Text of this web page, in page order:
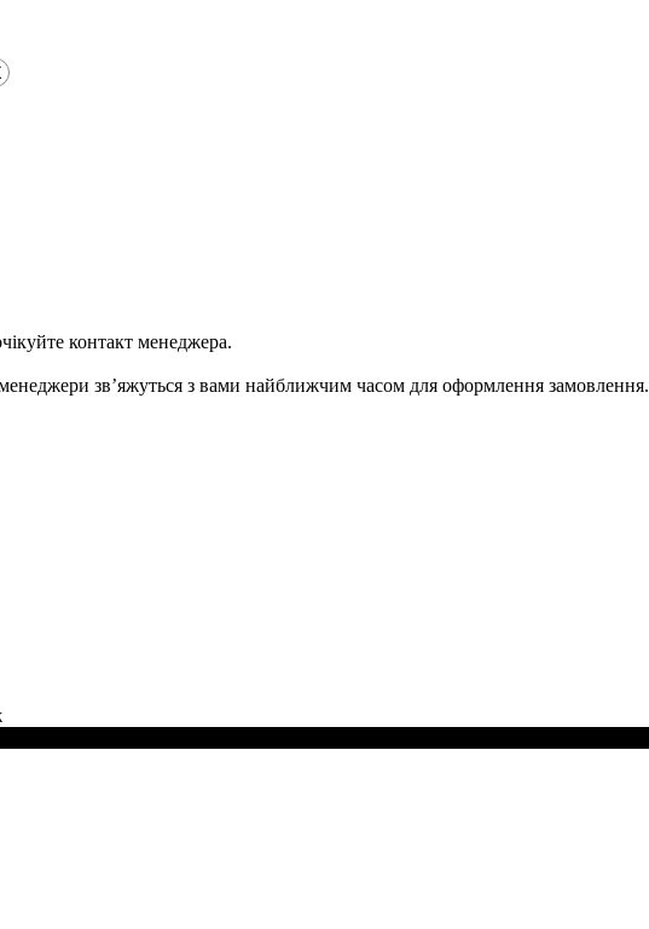
контакт менеджера.
зв’яжуться з вами найближчим часом для оформлення замовлення.